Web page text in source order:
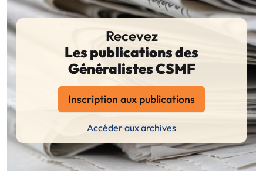
Recevez
Les publications des
Généralistes CSMF
Inscription aux publications
Accéder aux archives